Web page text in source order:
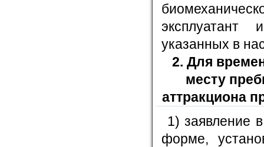
эксплуатант
указанных в
2. Для
месту
аттракциона
1) заявление
форме,